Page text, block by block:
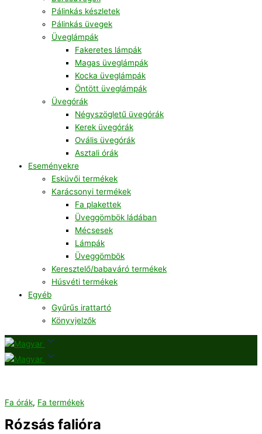
Pálinkás készletek
Pálinkás üvegek
Üveglámpák
Fakeretes lámpák
Magas üveglámpák
Kocka üveglámpák
Öntött üveglámpák
Üvegórák
Négyszögletű üvegórák
Kerek üvegórák
Ovális üvegórák
Asztali órák
Eseményekre
Esküvői termékek
Karácsonyi termékek
Fa plakettek
Üveggömbök ládában
Mécsesek
Lámpák
Üveggömbök
Keresztelő/babaváró termékek
Húsvéti termékek
Egyéb
Gyűrűs irattartó
Könyvjelzők
Fa órák, Fa termékek
Rózsás falióra